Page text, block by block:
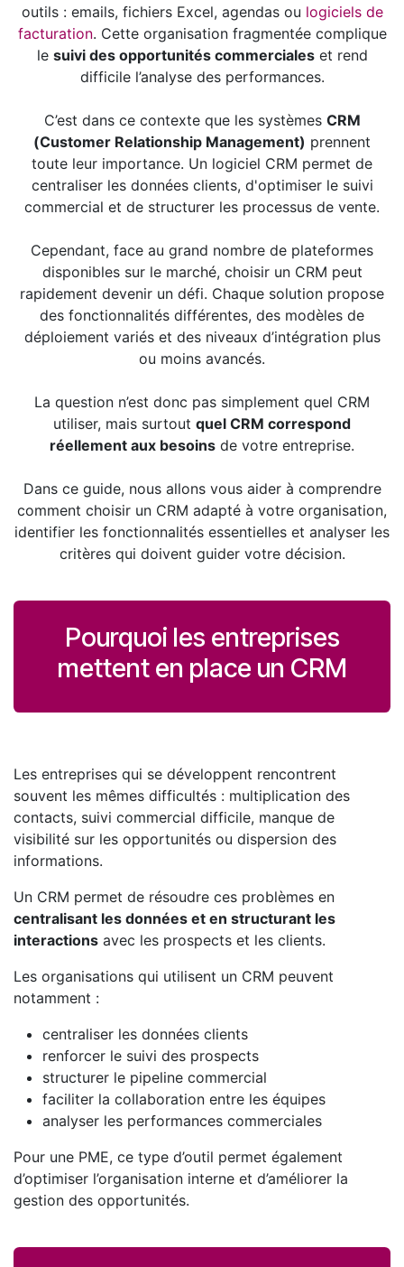
outils : emails, fichiers Excel, agendas ou logiciels de
facturation. Cette organisation fragmentée complique
le suivi des opportunités commercialeset rend
difficile l’analyse des performances.
C’est dans ce contexte que les systèmes CRM
(Customer Relationship Management) prennent
toute leur importance. Un logiciel CRM permet de
centraliser les données clients, d'optimiser le suivi
commercial et de structurer les processus de vente.
Cependant, face au grand nombre de plateformes
disponibles sur le marché, choisir un CRM peut
rapidement devenir un défi. Chaque solution propose
des fonctionnalités différentes, des modèles de
déploiement variés et des niveaux d’intégration plus
ou moins avancés.
La question n’est donc pas simplement quel CRM
utiliser, mais surtout quel CRM correspond
réellement aux besoins de votre entreprise.
Dans ce guide, nous allons vous aider à comprendre
comment choisir un CRM adapté à votre organisation,
identifier les fonctionnalités essentielles et analyser les
critères qui doivent guider votre décision.
Pourquoi les entreprises
mettent en place un CRM
Les entreprises qui se développent rencontrent
souvent les mêmes difficultés : multiplication des
contacts, suivi commercial difficile, manque de
visibilité sur les opportunités ou dispersion des
informations.
Un CRM permet de résoudre ces problèmes en
centralisant les données et en structurant les
interactions avec les prospects et les clients.
Les organisations qui utilisent un CRM peuvent
notamment :
centraliser les données clients
renforcer le suivi des prospects
structurer le pipeline commercial
faciliter la collaboration entre les équipes
analyser les performances commerciales
Pour une PME, ce type d’outil permet également
d’optimiser l’organisation interne et d’améliorer la
gestion des opportunités.